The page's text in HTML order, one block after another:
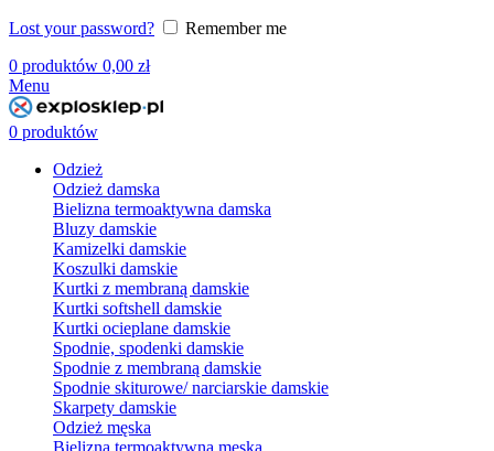
Lost your password?
Remember me
0 produktów 0,00 zł
Menu
0 produktów
Odzież
Odzież damska
Bielizna termoaktywna damska
Bluzy damskie
Kamizelki damskie
Koszulki damskie
Kurtki z membraną damskie
Kurtki softshell damskie
Kurtki ocieplane damskie
Spodnie, spodenki damskie
Spodnie z membraną damskie
Spodnie skiturowe/ narciarskie damskie
Skarpety damskie
Odzież męska